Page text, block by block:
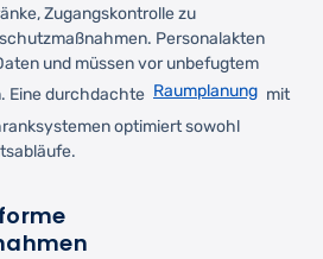
Zugangskontrolle zu
Personalakten
und müssen vor unbefugtem
Eine durchdachte Raumplanung mit
optimiert sowohl